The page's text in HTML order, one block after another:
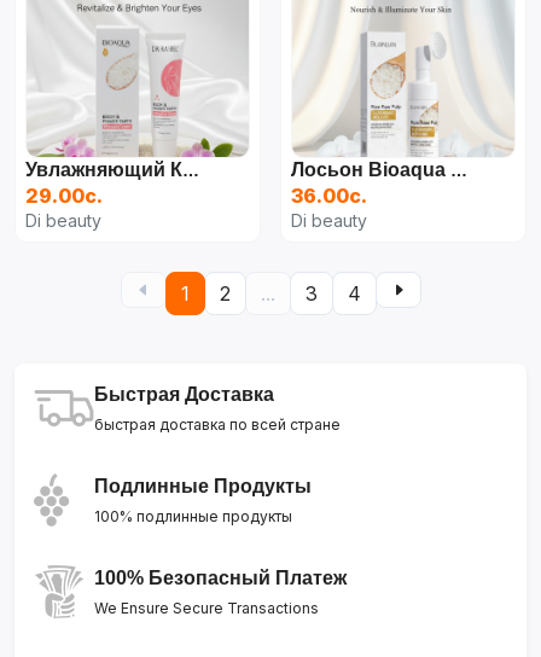
Увлажняющий Крем Для Кожи Вокруг Глаз И Век, Bioaqua Rice Raw Pulp Eye Cream, 20 Г
29.00с.
Di beauty
Лосьон Bioaqua Rice Raw Pulp, 120 Мл
36.00с.
Di beauty
1 2 ... 3 4
Быстрая Доставка
быстрая доставка по всей стране
Подлинные Продукты
100% подлинные продукты
100% Безопасный Платеж
We Ensure Secure Transactions